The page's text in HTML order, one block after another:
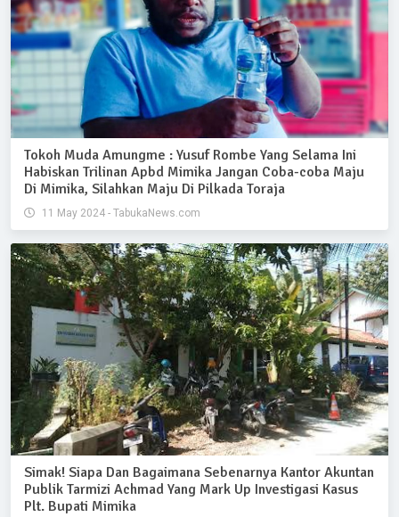
Tokoh Muda Amungme : Yusuf Rombe Yang Selama Ini
Habiskan Trilinan Apbd Mimika Jangan Coba-coba Maju
Di Mimika, Silahkan Maju Di Pilkada Toraja
11 May 2024 - TabukaNews.com
Simak! Siapa Dan Bagaimana Sebenarnya Kantor Akuntan
Publik Tarmizi Achmad Yang Mark Up Investigasi Kasus
Plt. Bupati Mimika